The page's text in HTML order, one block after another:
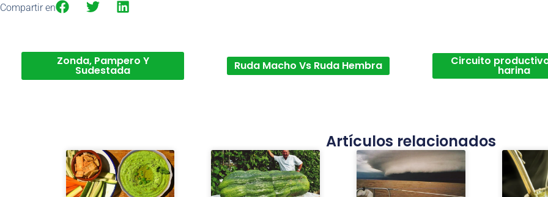
Compartir en
Zonda, Pampero Y
Sudestada Ruda Macho Vs Ruda Hembra Circuito
harina
Artículos relacionados